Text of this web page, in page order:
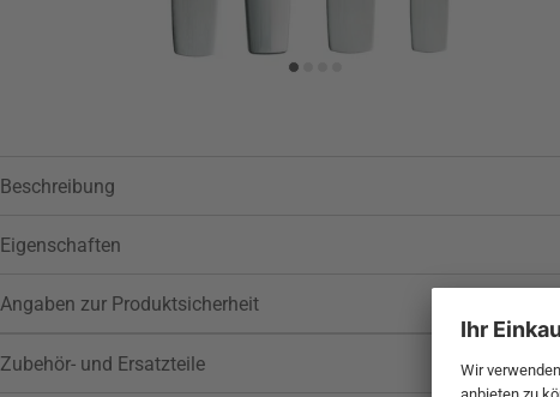
Beschreibung
Eigenschaften
Angaben zur Produktsicherheit
Zubehör- und Ersatzteile